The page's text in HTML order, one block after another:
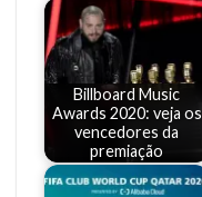
Billboard Music
Awards 2020: veja os
vencedores da
premiação